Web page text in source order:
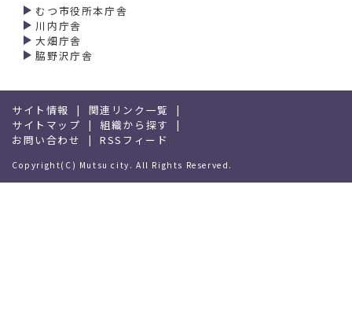
むつ市役所本庁舎
川内庁舎
大畑庁舎
脇野沢庁舎
サイト情報
関連リンク一覧
サイトマップ
組織から探す
お問い合わせ
RSSフィード
Copyright(C) Mutsu city. All Rights Reserved.